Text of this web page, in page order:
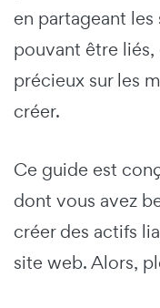
en partageant
pouvant être
précieux sur les
créer.
Ce guide est
dont vous avez
créer des actifs
site web. Alors,